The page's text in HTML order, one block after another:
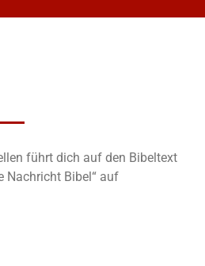
führt dich auf den Bibeltext
Nachricht Bibel“ auf